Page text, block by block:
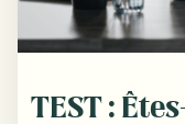
TEST :